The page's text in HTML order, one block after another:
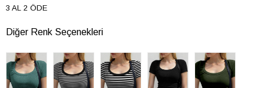
3 AL 2 ÖDE
Diğer Renk Seçenekleri